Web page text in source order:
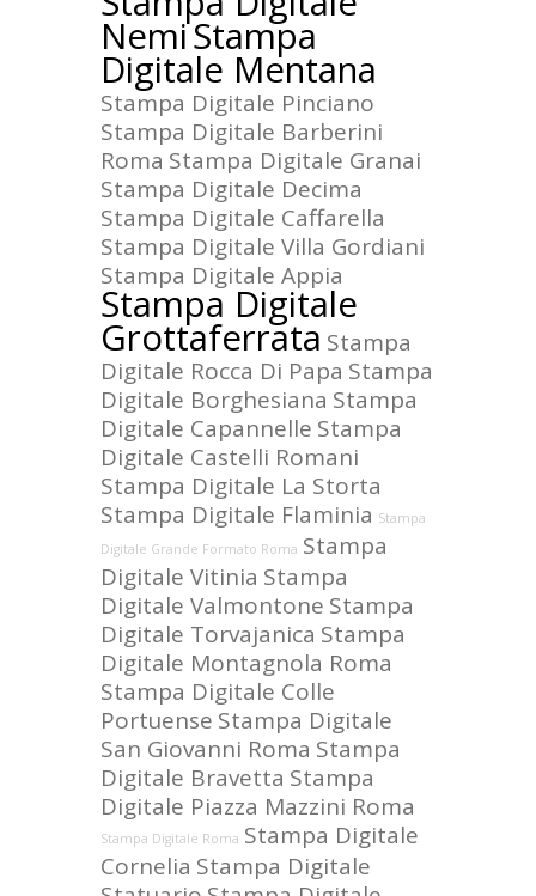
NemiStampa
Digitale Mentana
Stampa Digitale Pinciano
Stampa Digitale Barberini
Roma Stampa Digitale Granai
Stampa Digitale Decima
Stampa Digitale Caffarella
Stampa Digitale Villa Gordiani
Stampa Digitale Appia
Stampa Digitale
Grottaferrata Stampa
Digitale Rocca Di Papa Stampa
Digitale Borghesiana Stampa
Digitale Capannelle Stampa
Digitale Castelli Romani
Stampa Digitale La Storta
Stampa Digitale Flaminia Stampa
Digitale Grande Formato Roma Stampa
Digitale Vitinia Stampa
Digitale Valmontone Stampa
Digitale Torvajanica Stampa
Digitale Montagnola Roma
Stampa Digitale Colle
Portuense Stampa Digitale
San Giovanni Roma Stampa
Digitale Bravetta Stampa
Digitale Piazza Mazzini Roma
Stampa Digitale Roma Stampa Digitale
Cornelia Stampa Digitale